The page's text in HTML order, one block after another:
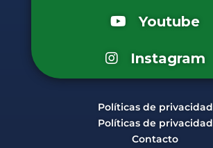
Youtube
Instagram
Políticas de privacidad
Políticas de privacidad
Contacto